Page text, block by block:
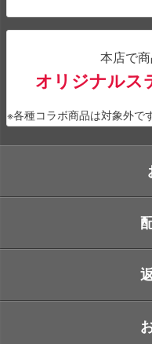
本店で
オリジナルス
※各種コラボ商品は対象外で